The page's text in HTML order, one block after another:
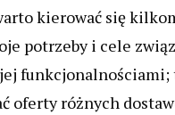
kierować się
potrzeby i cele
oferty różnych